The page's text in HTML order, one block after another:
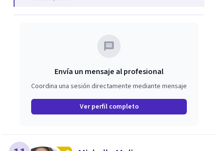
Envía un mensaje al profesional
Coordina una sesión directamente mediante mensaje
Ver perfil completo